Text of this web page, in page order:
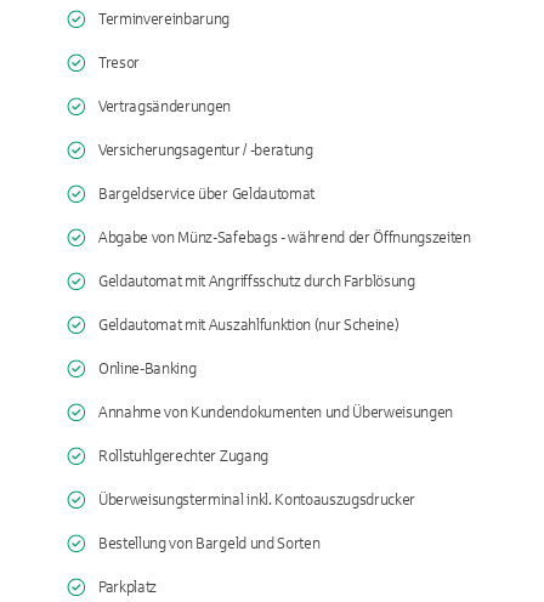
Terminvereinbarung
Tresor
Vertragsänderungen
Versicherungsagentur / -beratung
Bargeldservice über Geldautomat
Abgabe von Münz-Safebags - während der Öffnungszeiten
Geldautomat mit Angriffsschutz durch Farblösung
Geldautomat mit Auszahlfunktion (nur Scheine)
Online-Banking
Annahme von Kundendokumenten und Überweisungen
Rollstuhlgerechter Zugang
Überweisungsterminal inkl. Kontoauszugsdrucker
Bestellung von Bargeld und Sorten
Parkplatz